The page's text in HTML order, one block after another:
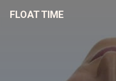
FLOAT TIME